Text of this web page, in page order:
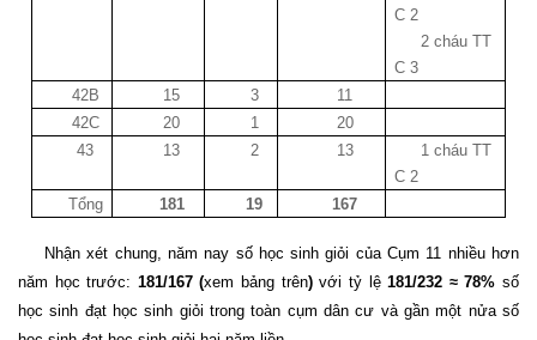
C 2
2 cháu TT
C 3
42B
15 3
11
42C
20 1
20
43
13 2 13
1 cháu TT
C 2
Tổng
181 19 167
Nhận xét chung, năm nay số học sinh giỏi của Cụm 11 nhiều hơn
năm học trước: 181/167 (xem bảng trên)với tỷ lệ181/232 ≈ 78%số
học sinh đạt học sinh giỏi trong toàn cụm dân cư và gần một nửa số